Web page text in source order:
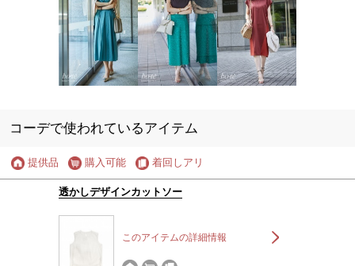
コーデで使われているアイテム
提供品 購入可能 着回しアリ
透かしデザインカットソー
このアイテムの詳細情報